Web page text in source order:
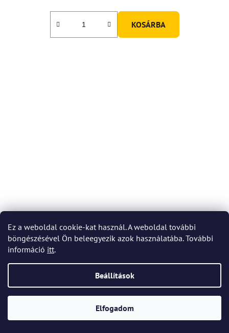
Ez a weboldal cookie-kat használ. A weboldal további
böngészésével Ön beleegyezik azok használatába. További
információ itt.
Beállítások
Elfogadom
5-
KOSÁRBA
Bohemia Crystal Bowl Quadro 220mm
Raktáron(4 db)
11 483 Ft
KOSÁRBA